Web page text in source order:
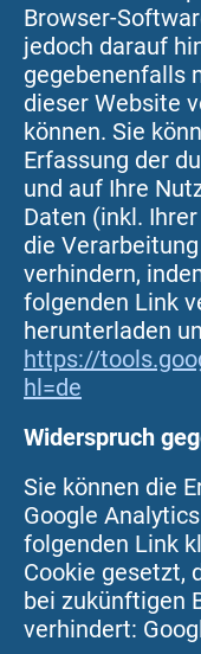
Browser-
jedoch darauf
gegebenenfalls
dieser Website
können. Sie
Erfassung der
und auf Ihre
Daten (inkl.
die
verhindern,
folgenden Link
herunterladen
https://
hl=de
Widerspruch
Sie können die
Google
folgenden Link
Cookie gesetzt,
bei zukünftigen
verhindert: